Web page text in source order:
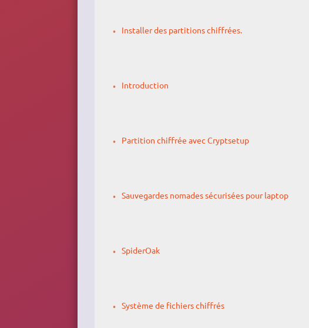
Installer des partitions chiffrées.
Introduction
Partition chiffrée avec Cryptsetup
Sauvegardes nomades sécurisées pour laptop
SpiderOak
Système de fichiers chiffrés